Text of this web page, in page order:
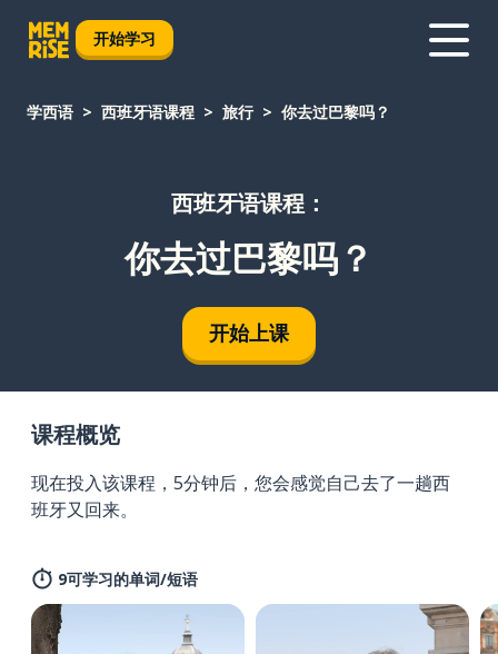
开始学习
学西语 西班牙语课程 旅行 你去过巴黎吗？
西班牙语课程：
你去过巴黎吗？
开始上课
课程概览
现在投入该课程，5分钟后，您会感觉自己去了一趟西
班牙又回来。
9可学习的单词/短语